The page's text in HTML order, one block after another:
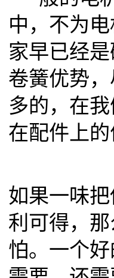
中，不为
家早已经
卷簧优势
多的，在
在配件上
如果一味
利可得，
怕。一个